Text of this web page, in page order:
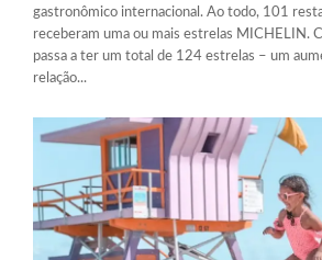
gastronômico internacional. Ao todo, 101
receberam uma ou mais estrelas MICHELIN.
passa a ter um total de 124 estrelas – um
relação...